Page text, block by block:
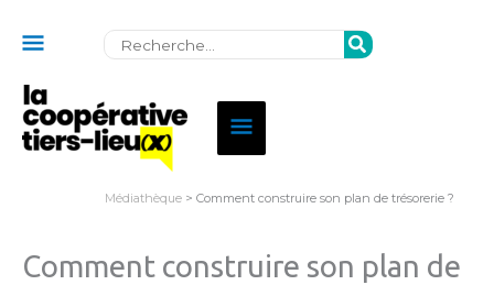
Rechercher:
de
l'en-
Menu
principal
Médiathèque> Comment construire son plan de trésorerie ?
Comment construire son plan de